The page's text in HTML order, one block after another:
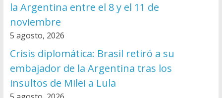
la Argentina entre el 8 y el 11 de
noviembre
5 agosto, 2026
Crisis diplomática: Brasil retiró a su
embajador de la Argentina tras los
insultos de Milei a Lula